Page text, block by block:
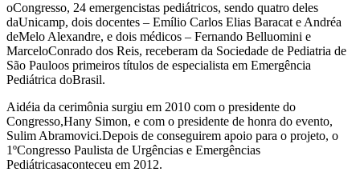
oCongresso, 24 emergencistas pediátricos, sendo quatro deles
daUnicamp, dois docentes – Emílio Carlos Elias Baracat e Andréa
deMelo Alexandre, e dois médicos – Fernando Belluomini e
MarceloConrado dos Reis, receberam da Sociedade de Pediatria de
São Pauloos primeiros títulos de especialista em Emergência
Pediátrica doBrasil.
Aidéia da cerimônia surgiu em 2010 com o presidente do
Congresso,Hany Simon, e com o presidente de honra do evento,
Sulim Abramovici.Depois de conseguirem apoio para o projeto, o
1ºCongresso Paulista de Urgências e Emergências
Pediátricasaconteceu em 2012.